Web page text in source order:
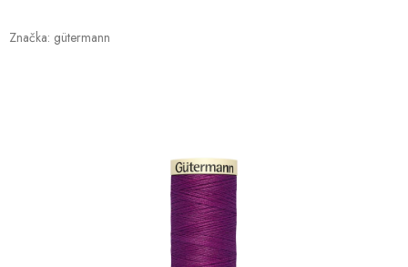
Značka: gütermann